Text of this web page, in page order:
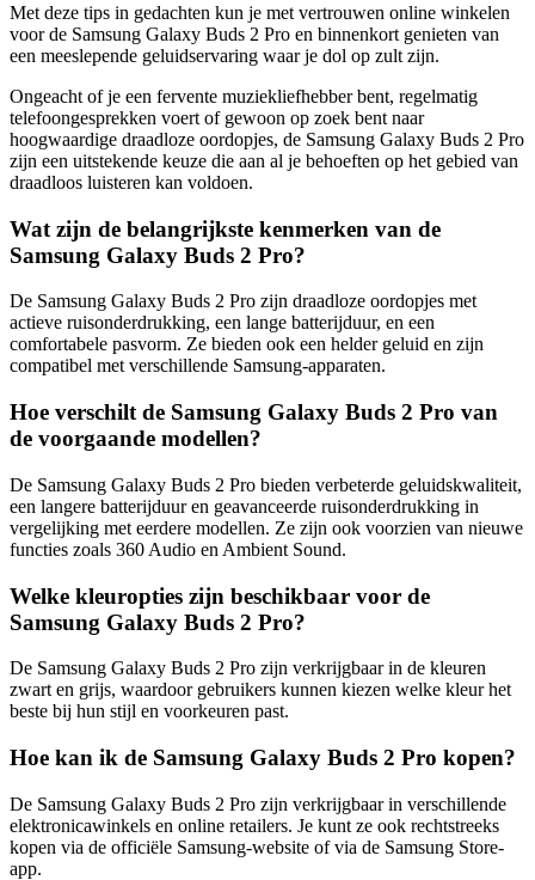
Met deze tips in gedachten kun je met vertrouwen online winkelen
voor de Samsung Galaxy Buds 2 Pro en binnenkort genieten van
een meeslepende geluidservaring waar je dol op zult zijn.
Ongeacht of je een fervente muziekliefhebber bent, regelmatig
telefoongesprekken voert of gewoon op zoek bent naar
hoogwaardige draadloze oordopjes, de Samsung Galaxy Buds 2 Pro
zijn een uitstekende keuze die aan al je behoeften op het gebied van
draadloos luisteren kan voldoen.
Wat zijn de belangrijkste kenmerken van de
Samsung Galaxy Buds 2 Pro?
De Samsung Galaxy Buds 2 Pro zijn draadloze oordopjes met
actieve ruisonderdrukking, een lange batterijduur, en een
comfortabele pasvorm. Ze bieden ook een helder geluid en zijn
compatibel met verschillende Samsung-apparaten.
Hoe verschilt de Samsung Galaxy Buds 2 Pro van
de voorgaande modellen?
De Samsung Galaxy Buds 2 Pro bieden verbeterde geluidskwaliteit,
een langere batterijduur en geavanceerde ruisonderdrukking in
vergelijking met eerdere modellen. Ze zijn ook voorzien van nieuwe
functies zoals 360 Audio en Ambient Sound.
Welke kleuropties zijn beschikbaar voor de
Samsung Galaxy Buds 2 Pro?
De Samsung Galaxy Buds 2 Pro zijn verkrijgbaar in de kleuren
zwart en grijs, waardoor gebruikers kunnen kiezen welke kleur het
beste bij hun stijl en voorkeuren past.
Hoe kan ik de Samsung Galaxy Buds 2 Pro kopen?
De Samsung Galaxy Buds 2 Pro zijn verkrijgbaar in verschillende
elektronicawinkels en online retailers. Je kunt ze ook rechtstreeks
kopen via de officiële Samsung-website of via de Samsung Store-
app.